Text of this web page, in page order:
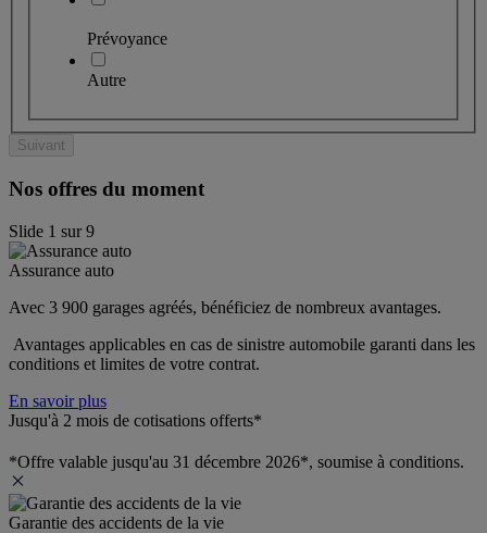
Prévoyance
Autre
Suivant
Nos offres du moment
Slide 1 sur9
Assurance auto
Avec 3 900 garages agréés, bénéficiez de nombreux avantages.
Avantages applicables en cas de sinistre automobile garanti dans les
conditions et limites de votre contrat.
En savoir plus
Jusqu'à 2 mois de cotisations offerts*
*Offre valable jusqu'au 31 décembre 2026*, soumise à conditions.
Garantie des accidents de la vie